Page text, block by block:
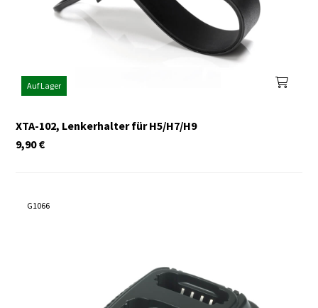
Auf Lager
XTA-102, Lenkerhalter für H5/H7/H9
€
9,90
G1066